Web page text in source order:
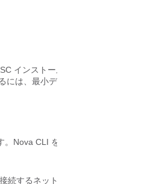
インストールスクリプトは、
は、最小ディスク容量を持つフレー
Nova CLI を使用してネットワーク
続するネットワークの ID を記録し